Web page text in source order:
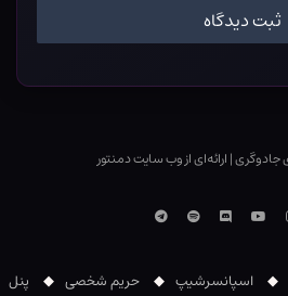
|ارائه‌ای از وب ‌سایت دمنتور
اینستاگرام
یوتوبDiscordاسپاتیفایتلگرام
اسپانسرشیپ حریم شخصی پنل